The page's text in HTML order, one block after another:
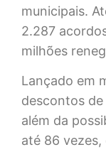
municipais.
2.287
milhões
Lançado em
descontos de
além da
até 86